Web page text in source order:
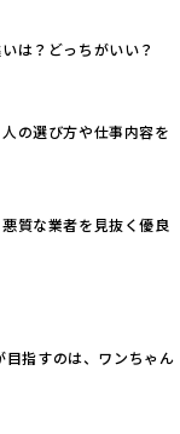
イトが多く、実
い点も課題で
する情報が主で
らないため、営
クが高まりま
する「優良ブリ
た独自の基準を
チェックを行っ
の出産負担を考
疲弊するケース
に食事を減らし
管理が行われな
れることも少な
ている一方で、
ゃんの自然な姿
く売れやすい」
中には麻酔なし
ントを理解し、
経験が欠かせま
れに特有の健康
やすく、ラブラ
注意が必要で
切なケアを提供
きく関わりま
は？どっちがいい？
の選び方や仕事内容を
質な業者を見抜く優良
指すのは、ワンちゃん